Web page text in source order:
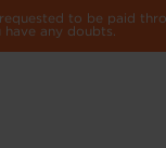
to be paid
any doubts.